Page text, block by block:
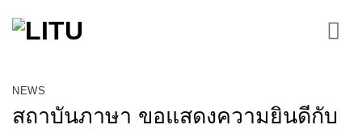
NEWS
สถาบันภาษา ขอแสดงความยินดีกับ